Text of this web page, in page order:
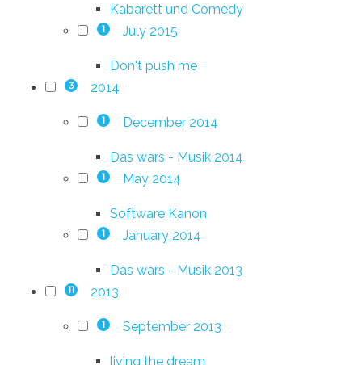
Kabarett und Comedy
1 July 2015
Don't push me
3 2014
1 December 2014
Das wars - Musik 2014
1 May 2014
Software Kanon
1 January 2014
Das wars - Musik 2013
11 2013
1 September 2013
living the dream